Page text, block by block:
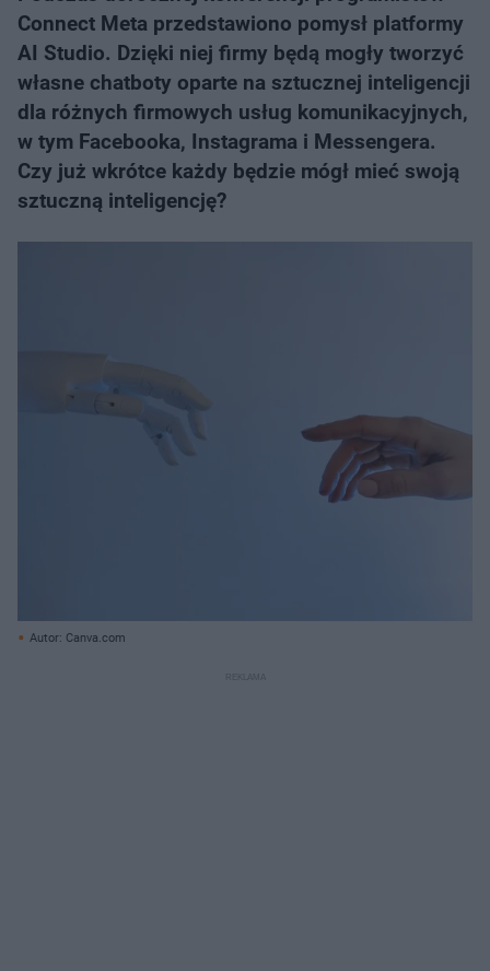
Connect Meta przedstawiono pomysł platformy
AI Studio. Dzięki niej firmy będą mogły tworzyć
własne chatboty oparte na sztucznej inteligencji
dla różnych firmowych usług komunikacyjnych,
w tym Facebooka, Instagrama i Messengera.
Czy już wkrótce każdy będzie mógł mieć swoją
sztuczną inteligencję?
Autor: Canva.com